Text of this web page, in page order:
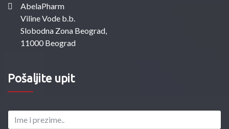
AbelaPharm
Viline Vode b.b.
Slobodna Zona Beograd,
11000 Beograd
Pošaljite upit